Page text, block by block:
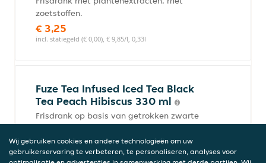
zoetstoffen.
€ 3,25
incl. statiegeld (€ 0,00), € 9,85/l, 0,33l
Fuze Tea Infused Iced Tea Black
Tea Peach Hibiscus 330 ml
Frisdrank op basis van getrokken zwarte
hibiscussmaak, met suiker en zoetstof. Wij
gebruiken getrokken thee, gemaakt van
Wij gebruiken cookies en andere technologieën om uw
gebruikerservaring te verbeteren, te personaliseren, analyses voor